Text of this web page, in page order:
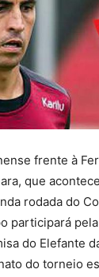
frente à
que
rodada do
participará
do Elefante
do torneio